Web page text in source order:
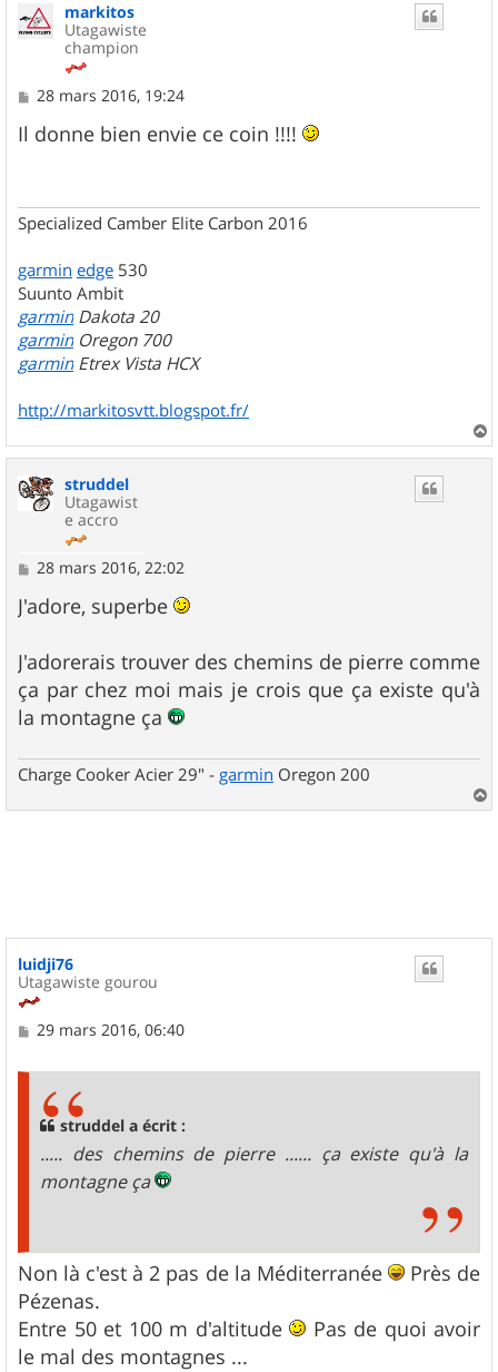
markitos
Utagawiste
champion
M
s
s
28 mars 2016, 19:24
Il donne bien envie ce coin !!!!
Specialized Camber Elite Carbon 2016
garmin edge 530
Suunto Ambit
garmin Dakota 20
garmin Oregon 700
garmin Etrex Vista HCX
http://markitosvtt.blogspot.fr/
a
struddel
Utagawist
e accro
M
s
s
g
e
28 mars 2016, 22:02
J'adore, superbe
J'adorerais trouver des chemins de pierre comme
ça par chez moi mais je crois que ça existe qu'à
la montagne ça
Charge Cooker Acier 29" - garmin Oregon 200
a
luidji76
Utagawiste gourou
M
29 mars 2016, 06:40
struddel a écrit :
..... des chemins de pierre ...... ça existe qu'à la
montagne ça
Non là c'est à 2 pas de la Méditerranée
Près de
Pézenas.
Entre 50 et 100 m d'altitude
Pas de quoi avoir
le mal des montagnes ...